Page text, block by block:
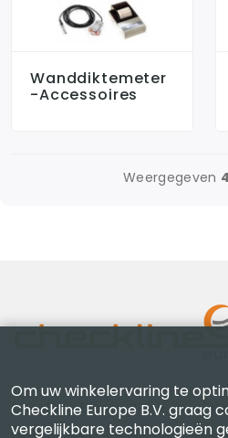
Wanddiktemeter
-accessoires
Weergegeven 4
Checkline Europe B.V. —
kalibratie, certificering en
Om uw winkelervaring te
Checkline Europe B.V. graag
vergelijkbare technologieën